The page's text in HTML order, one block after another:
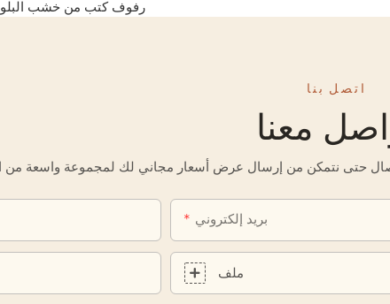
اتصل بنا
معنا
بريد إلكتروني
ملف